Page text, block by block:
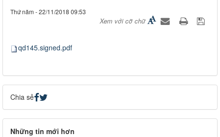
Thứ năm - 22/11/2018 09:53
Xem với cỡ chữ
qd145.signed.pdf
Chia sẻ
Những tin mới hơn